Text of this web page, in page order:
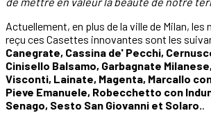
Actuellement, en plus de la ville de Milan,
reçu ces Casettes innovantes sont les
Canegrate, Cassina de' Pecchi,
Cinisello Balsamo, Garbagnate
Visconti, Lainate, Magenta, Marcallo
Pieve Emanuele, Robecchetto con
Senago, Sesto San Giovanni et Solaro..